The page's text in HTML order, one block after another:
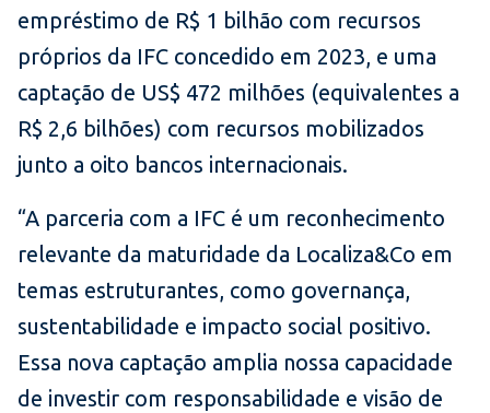
empréstimo de R$ 1 bilhão com recursos
próprios da IFC concedido em 2023, e uma
captação de US$ 472 milhões (equivalentes a
R$ 2,6 bilhões) com recursos mobilizados
junto a oito bancos internacionais.
“A parceria com a IFC é um reconhecimento
relevante da maturidade da Localiza&Co em
temas estruturantes, como governança,
sustentabilidade e impacto social positivo.
Essa nova captação amplia nossa capacidade
de investir com responsabilidade e visão de